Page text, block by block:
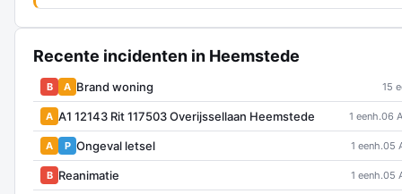
Recente incidenten in Heemstede
B A Brand woning 15
A A1 12143 Rit 117503 Overijssellaan Heemstede 1 eenh.06
A P Ongeval letsel 1 eenh.05
B Reanimatie 1 eenh.05